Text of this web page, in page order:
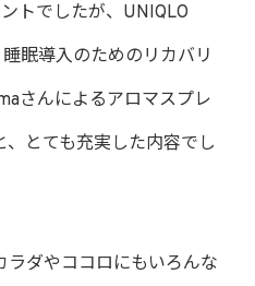
トでしたが、UNIQLO
眠導入のためのリカバリ
さんによるアロマスプレ
とても充実した内容でし
ダやココロにもいろんな